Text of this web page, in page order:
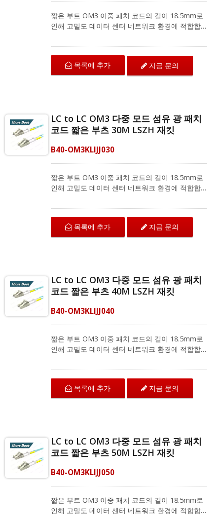
짧은 부트 OM3 이중 패치 코드의 길이 18.5mm로
인해 고밀도 데이터 센터 네트워크 환경에 적합합
는 구부림 저항 섬유로 뛰어난 기계적 보호와 IEC
및 ANSI/TIA 표준에 따른 우수한 전송 품질을 제공
합니다. 다중 모드 이중 패치 코드는 지역 네트워크,
광섬유 통신 시스템 및 CATV 응용 프로그램을 위
목록에 추가 지금 문의
LC to LC OM3 다중 모드 섬유 광 패치
코드 짧은 부츠 30M LSZH 재킷
B40-OM3KLIJJ030
짧은 부트 OM3 이중 패치 코드의 길이 18.5mm로
인해 고밀도 데이터 센터 네트워크 환경에 적합합
는 구부림 저항 섬유로 뛰어난 기계적 보호와 IEC
및 ANSI/TIA 표준에 따른 우수한 전송 품질을 제공
합니다. 다중 모드 이중 패치 코드는 지역 네트워크,
광섬유 통신 시스템 및 CATV 응용 프로그램을 위
목록에 추가 지금 문의
LC to LC OM3 다중 모드 섬유 광 패치
코드 짧은 부츠 40M LSZH 재킷
B40-OM3KLIJJ040
짧은 부트 OM3 이중 패치 코드의 길이 18.5mm로
인해 고밀도 데이터 센터 네트워크 환경에 적합합
는 구부림 저항 섬유로 뛰어난 기계적 보호와 IEC
및 ANSI/TIA 표준에 따른 우수한 전송 품질을 제공
합니다. 다중 모드 이중 패치 코드는 지역 네트워크,
광섬유 통신 시스템 및 CATV 응용 프로그램을 위
목록에 추가 지금 문의
LC to LC OM3 다중 모드 섬유 광 패치
코드 짧은 부츠 50M LSZH 재킷
B40-OM3KLIJJ050
짧은 부트 OM3 이중 패치 코드의 길이 18.5mm로
인해 고밀도 데이터 센터 네트워크 환경에 적합합